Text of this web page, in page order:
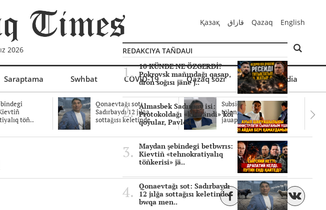
2026
Қазақ قازاق Qazaq English
Saraptama Swhbat COVID-19 Qazaq sözi Mul'timedia
töñ..
Qonaevtağı sot:
Sadırbaydı 12 jılğa
sottağısı keletinde..
Subsidiyalar zañdı
tölengen be? Sottağı
jauaptar ayıpta..
REDAKCIYA TAÑDAUI
10 KÜNDE NE ÖZGERDİ?
Pokrovsk mañındağı qasap,
dron soğısı jäne j..
Almasbek Sadırbay isi:
Protokoldağı «kümändi» kol
qoyular, Pavlod..
Maydan şebindegi betbwrıs:
Kievtiñ «tehnokratiyalıq
töñkerisi» jä..
Qonaevtağı sot: Sadırbaydı
12 jılğa sottağısı keletinder
bwqa men..